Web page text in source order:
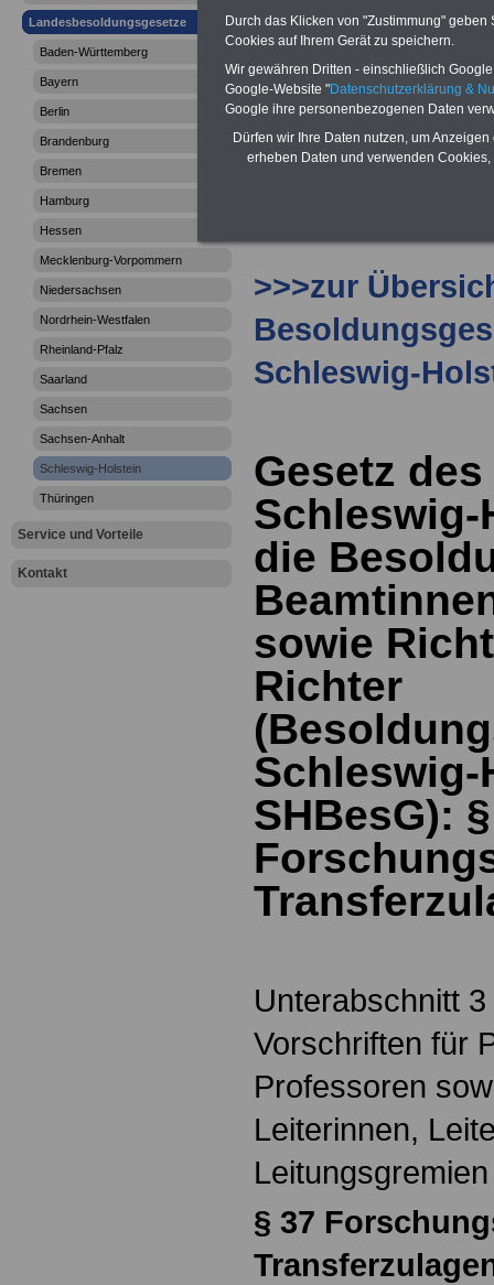
Landesbesoldungsgesetze
Baden-Württemberg
Bayern
Berlin
Brandenburg
Bremen
Hamburg
Hessen
Mecklenburg-Vorpommern
Niedersachsen
Nordrhein-Westfalen
Rheinland-Pfalz
Saarland
Sachsen
Sachsen-Anhalt
Schleswig-Holstein
Thüringen
Service und Vorteile
Kontakt
>>>zur
Schleswig-
Gesetz
die
sowie
Richter
Schleswig-
SHBesG):
Unterabschnitt 3
Vorschriften für
Professoren
Leiterinnen,
§ 37
Durch das Klicken von "Zustimmung"
Cookies auf Ihrem Gerät zu speichern.
Wir gewähren Dritten - einschließlich
Google-Website "Datenschutzerklärung &
Google ihre personenbezogenen Daten
Dürfen wir Ihre Daten nutzen, um
erheben Daten und verwenden